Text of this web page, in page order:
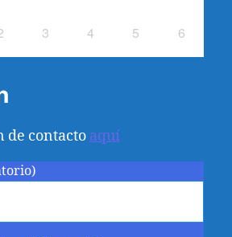
3 4 5 6
de contacto aquí